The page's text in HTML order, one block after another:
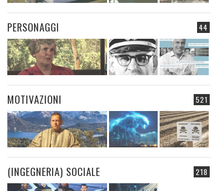
44
PERSONAGGI
521
MOTIVAZIONI
218
(INGEGNERIA) SOCIALE